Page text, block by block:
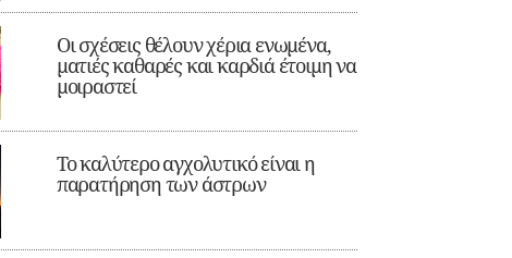
Οι σχέσεις θέλουν χέρια ενωμένα,
ματιές καθαρές και καρδιά έτοιμη να
μοιραστεί
Το καλύτερο αγχολυτικό είναι η
παρατήρηση των άστρων